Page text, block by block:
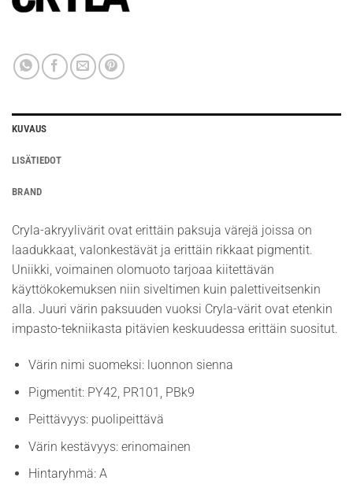
KUVAUS
LISÄTIEDOT
BRAND
Cryla-akryylivärit ovat erittäin paksuja värejä joissa on
laadukkaat, valonkestävät ja erittäin rikkaat pigmentit.
Uniikki, voimainen olomuoto tarjoaa kiitettävän
käyttökokemuksen niin siveltimen kuin palettiveitsenkin
alla. Juuri värin paksuuden vuoksi Cryla-värit ovat etenkin
impasto-tekniikasta pitävien keskuudessa erittäin suositut.
Värin nimi suomeksi: luonnon sienna
Pigmentit: PY42, PR101, PBk9
Peittävyys: puolipeittävä
Värin kestävyys: erinomainen
Hintaryhmä: A